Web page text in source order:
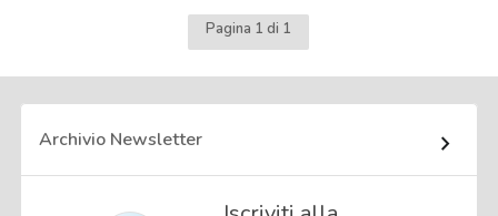
Pagina 1 di 1
Archivio Newsletter